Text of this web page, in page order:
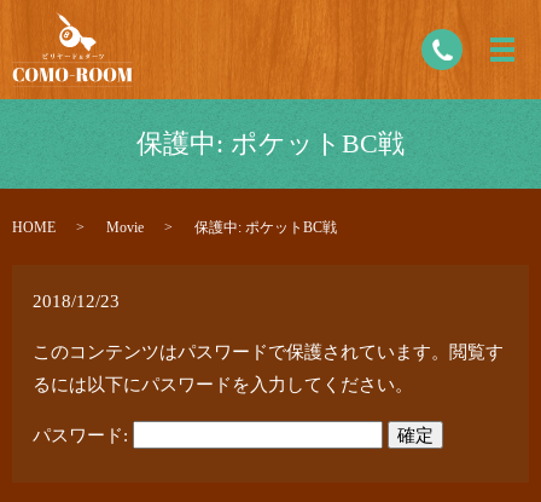
保護中: ポケットBC戦
HOME Movie 保護中: ポケットBC戦
2018/12/23
このコンテンツはパスワードで保護されています。閲覧す
るには以下にパスワードを入力してください。
パスワード: